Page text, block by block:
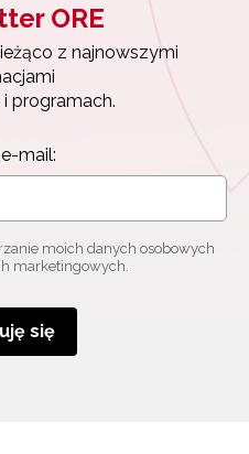
ORE
z najnowszymi
programach.
mail:
moich danych osobowych
marketingowych.
się